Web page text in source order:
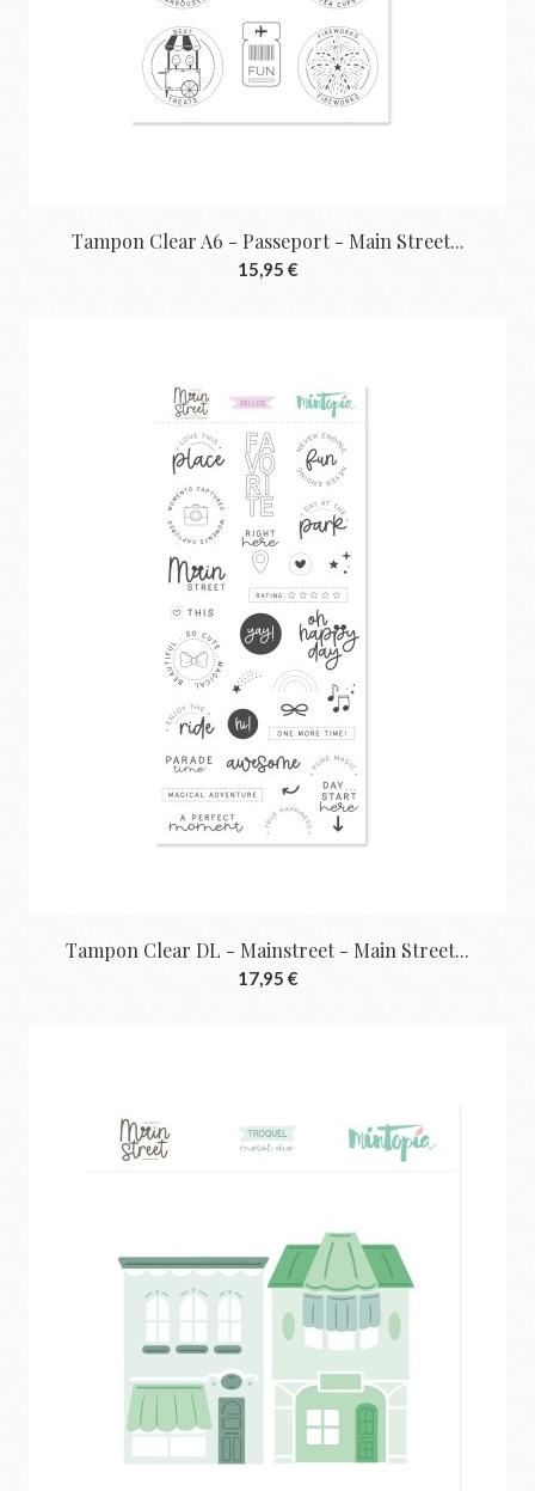
Tampon Clear A6 - Passeport - Main Street...
15,95 €
Tampon Clear DL - Mainstreet - Main Street...
17,95 €